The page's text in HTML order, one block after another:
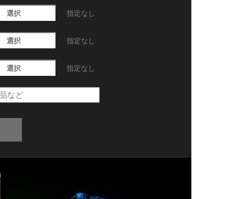
選択 指定なし
選択 指定なし
選択 指定なし